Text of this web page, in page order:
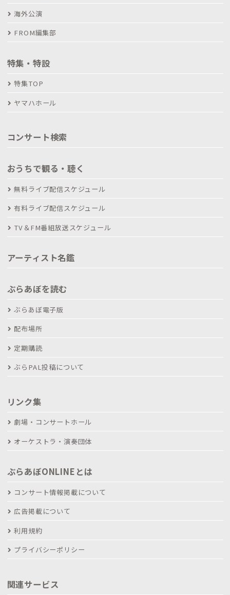
海外公演
FROM編集部
特集・特設
特集TOP
ヤマハホール
コンサート検索
おうちで観る・聴く
無料ライブ配信スケジュール
有料ライブ配信スケジュール
TV＆FM番組放送スケジュール
アーティスト名鑑
ぶらあぼを読む
ぶらあぼ電子版
配布場所
定期購読
ぶらPAL投稿について
リンク集
劇場・コンサートホール
オーケストラ・演奏団体
ぶらあぼONLINEとは
コンサート情報掲載について
広告掲載について
利用規約
プライバシーポリシー
関連サービス